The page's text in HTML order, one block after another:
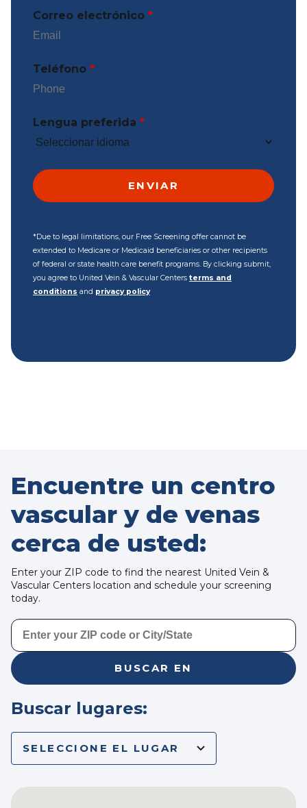
Correo electrónico *
Teléfono *
Lengua preferida *
*Due to legal limitations, our Free Screening offer cannot be
extended to Medicare or Medicaid beneficiaries or other recipients
of federal or state health care benefit programs. By clicking submit,
you agree to United Vein & Vascular Centers terms and
conditions and privacy policy
Encuentre un centro
vascular y de venas
cerca de usted:
Enter your ZIP code to find the nearest United Vein &
Vascular Centers location and schedule your screening
today.
BUSCAR EN
Buscar lugares:
SELECCIONE EL LUGAR